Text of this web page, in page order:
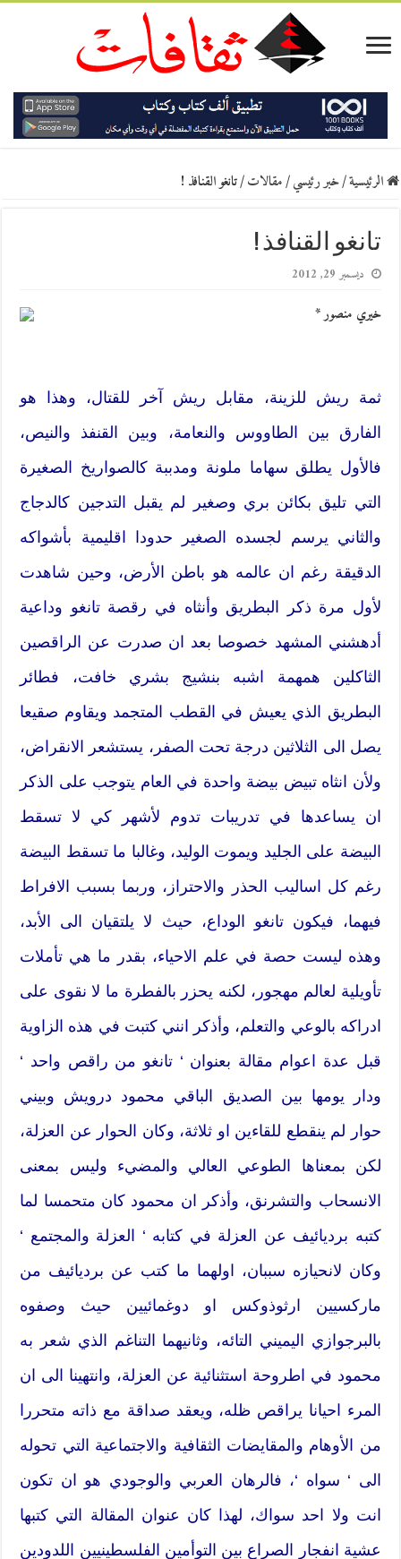
الرئيسية/خبر رئيسي/مقالات/تانغو القنافذ !
تانغو القنافذ !
ديسمبر 29, 2012
خيري منصور *
ثمة ريش للزينة، مقابل ريش آخر للقتال، وهذا هو
الفارق بين الطاووس والنعامة، وبين القنفذ والنيص،
فالأول يطلق سهاما ملونة ومدببة كالصواريخ الصغيرة
التي تليق بكائن بري وصغير لم يقبل التدجين كالدجاج
والثاني يرسم لجسده الصغير حدودا اقليمية بأشواكه
الدقيقة رغم ان عالمه هو باطن الأرض، وحين شاهدت
لأول مرة ذكر البطريق وأنثاه في رقصة تانغو وداعية
أدهشني المشهد خصوصا بعد ان صدرت عن الراقصين
الثاكلين همهمة اشبه بنشيج بشري خافت، فطائر
البطريق الذي يعيش في القطب المتجمد ويقاوم صقيعا
يصل الى الثلاثين درجة تحت الصفر، يستشعر الانقراض،
ولأن انثاه تبيض بيضة واحدة في العام يتوجب على الذكر
ان يساعدها في تدريبات تدوم لأشهر كي لا تسقط
البيضة على الجليد ويموت الوليد، وغالبا ما تسقط البيضة
رغم كل اساليب الحذر والاحتراز، وربما بسبب الافراط
فيهما، فيكون تانغو الوداع، حيث لا يلتقيان الى الأبد،
وهذه ليست حصة في علم الاحياء، بقدر ما هي تأملات
تأويلية لعالم مهجور، لكنه يحزر بالفطرة ما لا نقوى على
ادراكه بالوعي والتعلم، وأذكر انني كتبت في هذه الزاوية
قبل عدة اعوام مقالة بعنوان ‘ تانغو من راقص واحد ‘
ودار يومها بين الصديق الباقي محمود درويش وبيني
حوار لم ينقطع للقاءين او ثلاثة، وكان الحوار عن العزلة،
لكن بمعناها الطوعي العالي والمضيء وليس بمعنى
الانسحاب والتشرنق، وأذكر ان محمود كان متحمسا لما
كتبه برديائيف عن العزلة في كتابه ‘ العزلة والمجتمع ‘
وكان لانحيازه سببان، اولهما ما كتب عن برديائيف من
ماركسيين ارثوذوكس او دوغمائيين حيث وصفوه
بالبرجوازي اليميني التائه، وثانيهما التناغم الذي شعر به
محمود في اطروحة استثنائية عن العزلة، وانتهينا الى ان
المرء احيانا يراقص ظله، ويعقد صداقة مع ذاته متحررا
من الأوهام والمقايضات الثقافية والاجتماعية التي تحوله
الى ‘ سواه ‘، فالرهان العربي والوجودي هو ان تكون
انت ولا احد سواك، لهذا كان عنوان المقالة التي كتبها
عشية انفجار الصراع بين التوأمين الفلسطينيين اللدودين